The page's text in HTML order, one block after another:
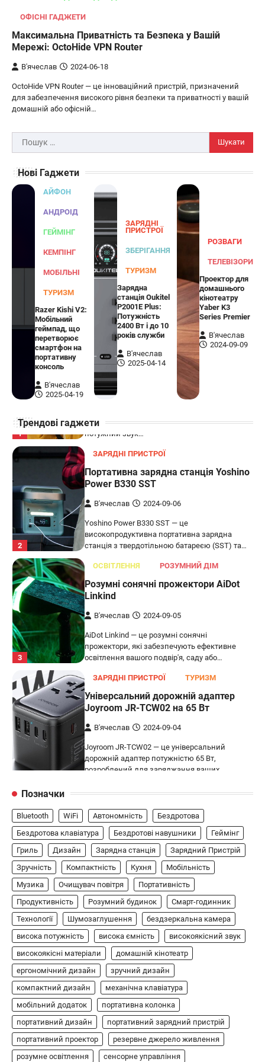
ОФІСНІ ГАДЖЕТИ
Максимальна Приватність та Безпека у Вашій
Мережі: OctoHide VPN Router
В'ячеслав 2024-06-18
OctoHide VPN Router — це інноваційний пристрій, призначений
для забезпечення високого рівня безпеки та приватності у вашій
домашній або офісній…
Пошук:
Нові Гаджети
АЙФОН
АНДРОІД
ГЕЙМІНГ
КЕМПІНГ
МОБІЛЬНІ
ТУРИЗМ
Razer Kishi V2:
Мобільний
геймпад, що
перетворює
смартфон на
портативну
консоль
В'ячеслав
2025-04-19
ЗАРЯДНІ
ПРИСТРОЇ
ЗБЕРІГАННЯ
ТУРИЗМ
Зарядна
станція Oukitel
P2001E Plus:
Потужність
2400 Вт і до 10
років служби
В'ячеслав
2025-04-14
РОЗВАГИ
ТЕЛЕВІЗОРИ
Проектор для
домашнього
кінотеатру
Yaber K3
Series Premier
В'ячеслав
2024-09-09
Трендові гаджети
3
Розумні сонячні прожектори AiDot
В'ячеслав
AiDot Linkind — це розумні сонячні
освітлення вашого подвір'я, саду або…
Joyroom JR-TCW02 на 65 Вт
В'ячеслав 2024-09-04
Joyroom JR-TCW02 — це універсальний
дорожній адаптер потужністю 65 Вт,
розроблений для заряджання ваших
ГЕЙМІНГ
Бездротовий контролер 8BitDo Lite
SE 2.4G для Xbox
В'ячеслав 2024-09-03
8BitDo Lite SE 2.4G — це компактний
бездротовий контролер, розроблений
спеціально для Xbox. Завдяки своєму…
1
АУДІО КОЛОНКИ
Бездротова колонка LG XBOOM Go
XG2T
В'ячеслав 2024-09-07
бездротова колонка, яка поєднує в собі
потужний звук…
2
ЗАРЯДНІ ПРИСТРОЇ
Портативна зарядна станція Yoshino
Power B330 SST
В'ячеслав 2024-09-06
Yoshino Power B330 SST — це
високопродуктивна портативна зарядна
станція з твердотільною батареєю (SST) та…
3
ОСВІТЛЕННЯ РОЗУМНИЙ ДІМ
Розумні сонячні прожектори AiDot
Linkind
В'ячеслав 2024-09-05
AiDot Linkind — це розумні сонячні
прожектори, які забезпечують ефективне
освітлення вашого подвір'я, саду або…
ЗАРЯДНІ ПРИСТРОЇ ТУРИЗМ
Універсальний дорожній адаптер
Joyroom JR-TCW02 на 65 Вт
В'ячеслав 2024-09-04
Joyroom JR-TCW02 — це універсальний
дорожній адаптер потужністю 65 Вт,
розроблений для заряджання ваших
5
Бездротовий контролер 8BitDo Lite
SE 2.4G для Xbox
В'ячеслав 2024-09-03
8BitDo Lite SE 2.4G — це компактний
бездротовий контролер, розроблений
спеціально для Xbox. Завдяки своєму…
1
АУДІО КОЛОНКИ
Бездротова колонка LG XBOOM Go
XG2T
В'ячеслав 2024-09-07
LG XBOOM Go XG2T — це компактна
бездротова колонка, яка поєднує в собі
потужний звук…
ЗАРЯДНІ ПРИСТРОЇ
Портативна зарядна станція Yoshino
Power B330 SST
Позначки
Bluetooth WiFi Автономність
Бездротова
Бездротова клавіатура
Бездротові навушники
Геймінг
Гриль
Дизайн Зарядна станція
Зарядний Пристрій
Зручність
Компактність Кухня
Мобільність
Музика
Очищувач повітря
Портативність
Продуктивність
Розумний будинок
Смарт-годинник
Технології
Шумозаглушення
бездзеркальна камера
висока потужність
висока ємність
високоякісний звук
високоякісні матеріали
домашній кінотеатр
ергономічний дизайн
зручний дизайн
компактний дизайн
механічна клавіатура
мобільний додаток
портативна колонка
портативний дизайн
портативний зарядний пристрій
портативний проектор
резервне джерело живлення
розумне освітлення
сенсорне управління